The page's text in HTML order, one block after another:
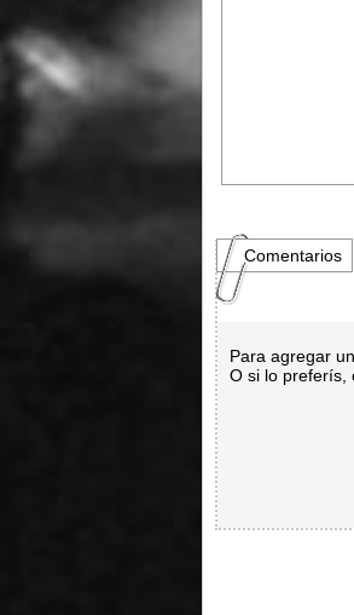
Comentarios
Para agregar
O si lo preferís,